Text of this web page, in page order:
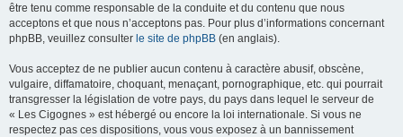
être tenu comme responsable de la conduite et du contenu que nous
acceptons et que nous n’acceptons pas. Pour plus d’informations concernant
phpBB, veuillez consulter le site de phpBB (en anglais).
Vous acceptez de ne publier aucun contenu à caractère abusif, obscène,
vulgaire, diffamatoire, choquant, menaçant, pornographique, etc. qui pourrait
transgresser la législation de votre pays, du pays dans lequel le serveur de
« Les Cigognes » est hébergé ou encore la loi internationale. Si vous ne
respectez pas ces dispositions, vous vous exposez à un bannissement